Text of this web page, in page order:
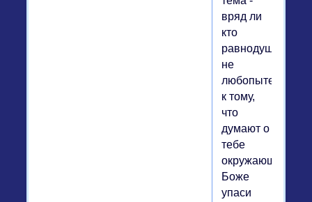
вряд ли
кто
равнодушен,
не
любопытен
к тому,
что
думают о
тебе
окружающие.
Боже
упаси